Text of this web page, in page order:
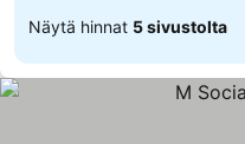
Näytä hinnat 5 sivustolta